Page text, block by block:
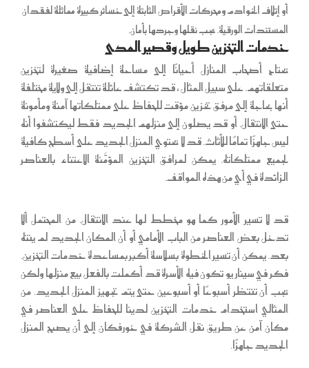
أو إتلاف الخوادم ومحركات الأقراص الثابتة إلى خسائر كبيرة مماثلة لفقدان
المستندات الورقية. يجب نقلها وجردها بأمان.
خدمات التخزين طويل وقصير المدى
يحتاج أصحاب المنازل أحيانًا إلى مساحة إضافية صغيرة لتخزين
متعلقاتهم. على سبيل المثال ، قد تكتشف عائلة تنتقل إلى ولاية مختلفة
أنها بحاجة إلى مرفق تخزين مؤقت للحفاظ على ممتلكاتها آمنة ومأمونة
حتى الانتقال. أو قد يصلون إلى منزلهم الجديد فقط ليكتشفوا أنه
ليس جاهزًا تمامًا للأثاث. قد لا يحتوي المنزل الجديد على أسطح كافية
لجميع ممتلكاته. يمكن لمرافق التخزين المؤمَّنة الاعتناء بالعناصر
الزائدة في أي من هذه المواقف.
قد لا تسير الأمور كما هو مخطط لها عند الانتقال. من المحتمل ألا
تدخل بعض العناصر من الباب الأمامي أو أن المكان الجديد لم ينته
بعد. يمكن أن تسير الخطوة بسلاسة أكبر بمساعدة خدمات التخزين.
فكر في سيناريو تكون فيه الأسرة قد أكملت بالفعل بيع منزلها ولكن
يجب أن تنتظر أسبوعًا أو أسبوعين حتى يتم تجهيز المنزل الجديد. من
المثالي استخدام خدمات التخزين لدينا للحفاظ على العناصر في
مكان آمن عن طريق نقل الشركة في خورفكان إلى أن يصبح المنزل
الجديد جاهزًا.